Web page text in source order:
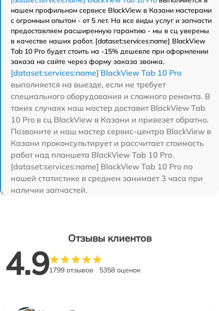
нашем профильном сервисе BlackView в Казани мастерами
с огромным опытом - от 5 лет. На все виды услуг и запчасти
предоставляем расширенную гарантию - мы в сц уверены
в качестве наших работ. [dataset:services:name] BlackView
Tab 10 Pro будет стоить на -15% дешевле при оформлении
заказа на сайте через форму заказа звонка.
[dataset:services:name] BlackView Tab 10 Pro
выполняется на выезде, если не требует
специального оборудования и сложного ремонта. В
таких случаях наш мастер доставит BlackView Tab
10 Pro в сц BlackView в Казани и привезет обратно.
Позвоните и наш мастер сервис-центра BlackView в
Казани проконсультирует и рассчитает стоимость
работ над планшета BlackView Tab 10 Pro.
[dataset:services:name] BlackView Tab 10 Pro по
нашей статистике в среднем занимает 3 часа при
наличии запчастей.
Отзывы клиентов
4.91799 отзывов 5358 оценок